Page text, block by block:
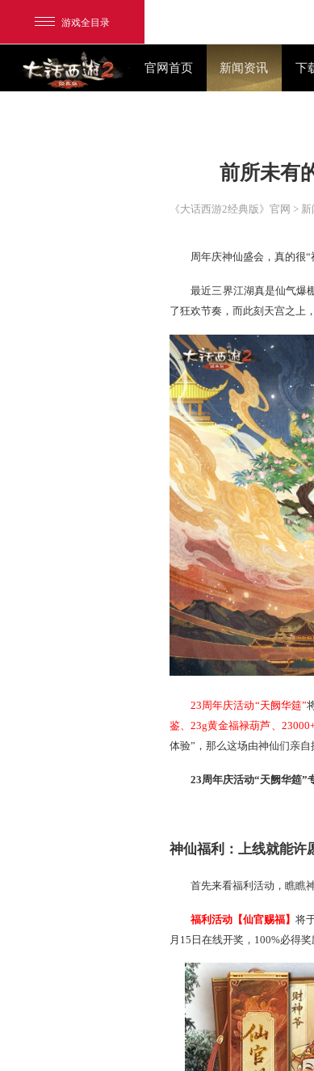
游戏全目录
大话2经典版
官网首页 新闻资讯
《大话西游2经典版
前
周年庆神仙盛会
最近三界江湖真
了狂欢节奏，而此
23周年庆活动
体验”， 那么这场
23周年庆活动“
神仙福利：上
首先来看福利